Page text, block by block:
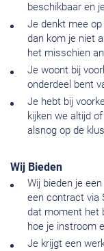
beschikbaar en
Je denkt mee
dan kom je niet
het misschien
Je woont bij
onderdeel bent
Je hebt bij
kijken we altijd
alsnog op de
Wij Bieden
Wij bieden je
een contract via
dat moment het
hoe je instroom
Je krijgt een